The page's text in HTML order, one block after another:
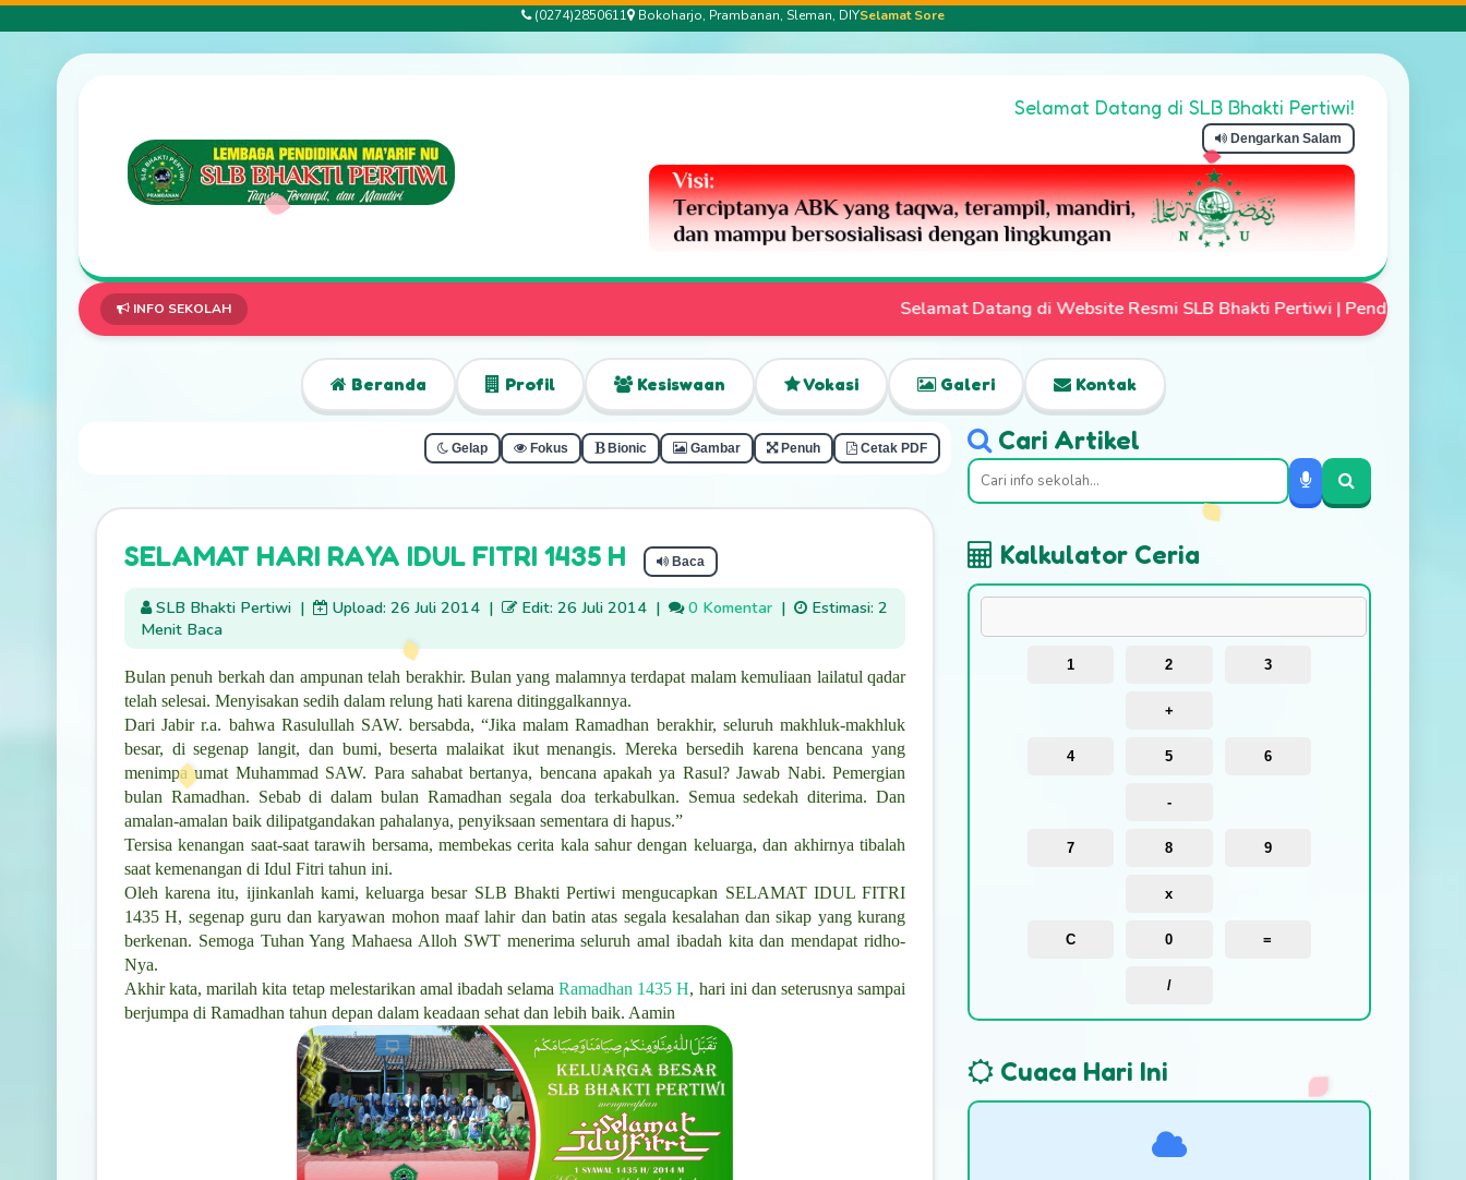
(0274)2850611 Bokoharjo, Prambanan, Sleman, DIYSelamat Sore
Selamat Datang di SLB Bhakti Pertiwi!
Dengarkan Salam
INFO SEKOLAH Selamat Datang di Website Resmi SLB Bhakti Pertiwi | Pendaftaran Siswa Baru Telah Dibuka |
Beranda Profil Kesiswaan Vokasi Galeri Kontak
Gelap Fokus Bionic Gambar Penuh Cetak PDF
SELAMAT HARI RAYA IDUL FITRI 1435 H Baca
SLB Bhakti Pertiwi | Upload: 26 Juli 2014 | Edit: 26 Juli 2014 | 0 Komentar |
Estimasi: 2
Menit Baca
Bulan penuh berkah dan ampunan telah berakhir. Bulan yang malamnya terdapat malam kemuliaan lailatul qadar
telah selesai. Menyisakan sedih dalam relung hati karena ditinggalkannya.
Dari Jabir r.a. bahwa Rasulullah SAW. bersabda, “Jika malam Ramadhan berakhir, seluruh makhluk-makhluk
besar, di segenap langit, dan bumi, beserta malaikat ikut menangis. Mereka bersedih karena bencana yang
menimpa umat Muhammad SAW. Para sahabat bertanya, bencana apakah ya Rasul? Jawab Nabi. Pemergian
bulan Ramadhan. Sebab di dalam bulan Ramadhan segala doa terkabulkan. Semua sedekah diterima. Dan
amalan-amalan baik dilipatgandakan pahalanya, penyiksaan sementara di hapus.”
Tersisa kenangan saat-saat tarawih bersama, membekas cerita kala sahur dengan keluarga, dan akhirnya tibalah
saat kemenangan di Idul Fitri tahun ini.
Oleh karena itu, ijinkanlah kami, keluarga besar SLB Bhakti Pertiwi mengucapkan SELAMAT IDUL FITRI
1435 H, segenap guru dan karyawan mohon maaf lahir dan batin atas segala kesalahan dan sikap yang kurang
berkenan. Semoga Tuhan Yang Mahaesa Alloh SWT menerima seluruh amal ibadah kita dan mendapat ridho-
Nya.
Akhir kata, marilah kita tetap melestarikan amal ibadah selamaRamadhan 1435 H, hari ini dan seterusnya sampai
berjumpa di Ramadhan tahun depan dalam keadaan sehat dan lebih baik. Aamin
Cari Artikel
Kalkulator Ceria
1 2 3
+
4 5 6
-
7 8 9
x
C 0 =
/
Cuaca Hari Ini